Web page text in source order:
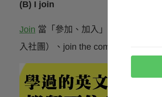
(B) I join
Join 當「參加、加入」的意思時，
入社團）、join the company（加入